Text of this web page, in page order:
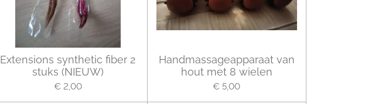
Extensions synthetic fiber 2
stuks (NIEUW)
€ 2,00
Handmassageapparaat van
hout met 8 wielen
€ 5,00